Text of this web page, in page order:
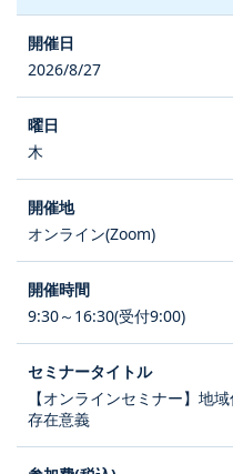
2026/8/27
木
オンライン(Zoom)
9:30～16:30(受付9:00)
【オンラインセミナー】地
存在意義